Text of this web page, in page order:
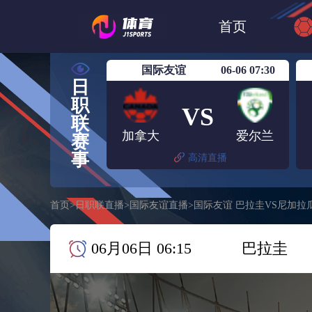
首页
日
日
职
联
赛
事
国际友谊 06-06 07:30
加拿大
VS
爱尔兰
高清直播
首页 >日职联直播> 国际友谊直播> 国际友谊 巴拉圭VS尼加拉
06月06日 06:15 巴拉圭